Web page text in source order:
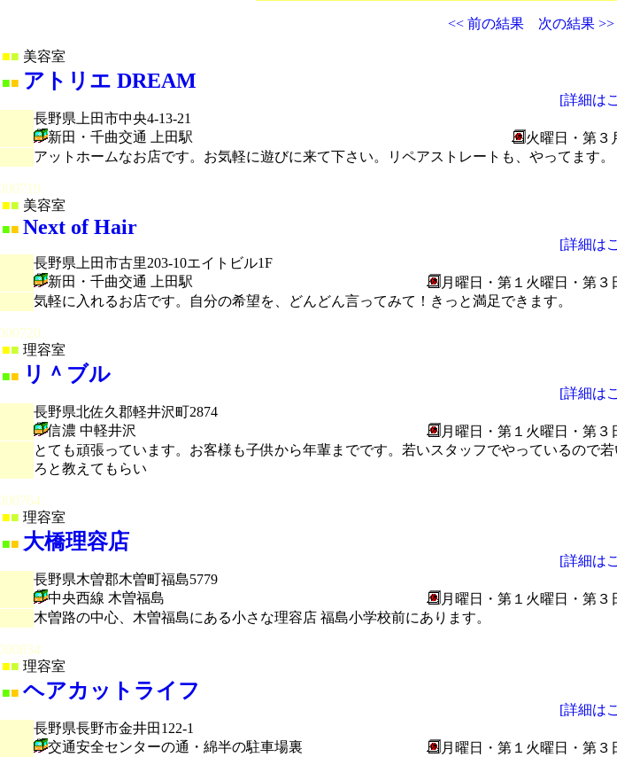
<< 前の結果 次の結果 >>
■ 美容室
■■ アトリエ DREAM
[詳細は
長野県上田市中央4-13-21
新田・千曲交通 上田駅
火曜日・第３
アットホームなお店です。お気軽に遊びに来て下さい。リペアストレートも、やってます。
■ 美容室
■■ Next of Hair
[詳細は
長野県上田市古里203-10エイトビル1F
新田・千曲交通 上田駅
月曜日・第１火曜日・第３
気軽に入れるお店です。自分の希望を、どんどん言ってみて！きっと満足できます。
■ 理容室
■■ リ＾ブル
[詳細は
長野県北佐久郡軽井沢町2874
信濃 中軽井沢
月曜日・第１火曜日・第３
とても頑張っています。お客様も子供から年輩までです。若いスタッフでやっているので
ろと教えてもらい
■ 理容室
■■ 大橋理容店
[詳細は
長野県木曽郡木曽町福島5779
中央西線 木曽福島
月曜日・第１火曜日・第３
木曽路の中心、木曽福島にある小さな理容店 福島小学校前にあります。
■ 理容室
■■ ヘアカットライフ
[詳細は
長野県長野市金井田122-1
交通安全センターの通・綿半の駐車場裏
月曜日・第１火曜日・第３